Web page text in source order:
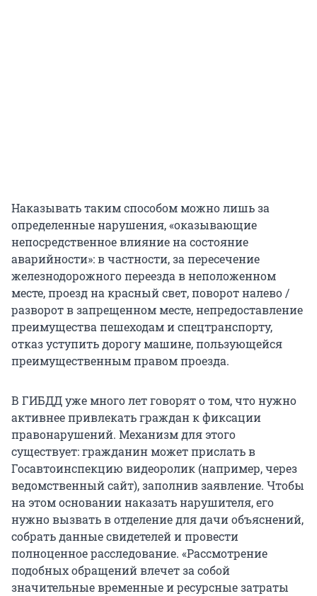
Наказывать таким способом можно лишь за
определенные нарушения, «оказывающие
непосредственное влияние на состояние
аварийности»: в частности, за пересечение
железнодорожного переезда в неположенном
месте, проезд на красный свет, поворот налево /
разворот в запрещенном месте, непредоставление
преимущества пешеходам и спецтранспорту,
отказ уступить дорогу машине, пользующейся
преимущественным правом проезда.
В ГИБДД уже много лет говорят о том, что нужно
активнее привлекать граждан к фиксации
правонарушений. Механизм для этого
существует: гражданин может прислать в
Госавтоинспекцию видеоролик (например, через
ведомственный сайт), заполнив заявление. Чтобы
на этом основании наказать нарушителя, его
нужно вызвать в отделение для дачи объяснений,
собрать данные свидетелей и провести
полноценное расследование. «Рассмотрение
подобных обращений влечет за собой
значительные временные и ресурсные затраты